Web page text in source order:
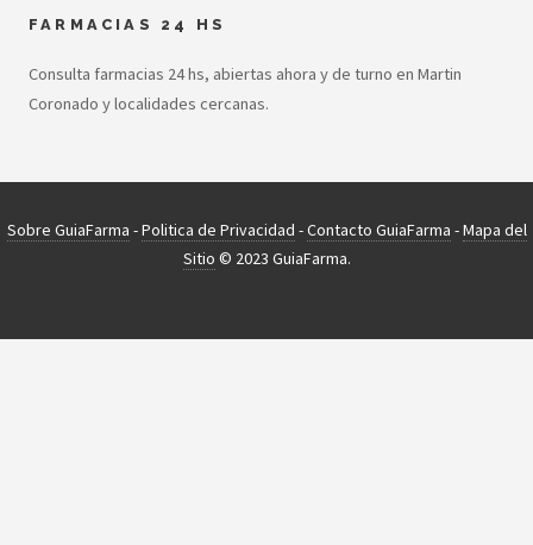
FARMACIAS 24 HS
Consulta farmacias 24 hs, abiertas ahora y de turno en Martin
Coronado y localidades cercanas.
Sobre GuiaFarma -Politica de Privacidad -Contacto GuiaFarma -Mapa del
Sitio © 2023 GuiaFarma.